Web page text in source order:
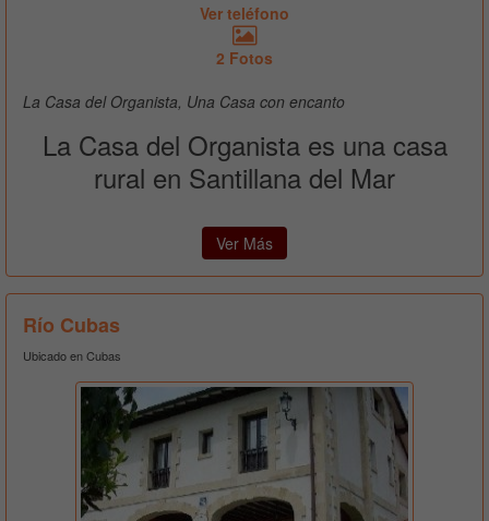
Ver teléfono
2 Fotos
La Casa del Organista, Una Casa con encanto
La Casa del Organista es una casa
rural en Santillana del Mar
Ver Más
Río Cubas
Ubicado en Cubas